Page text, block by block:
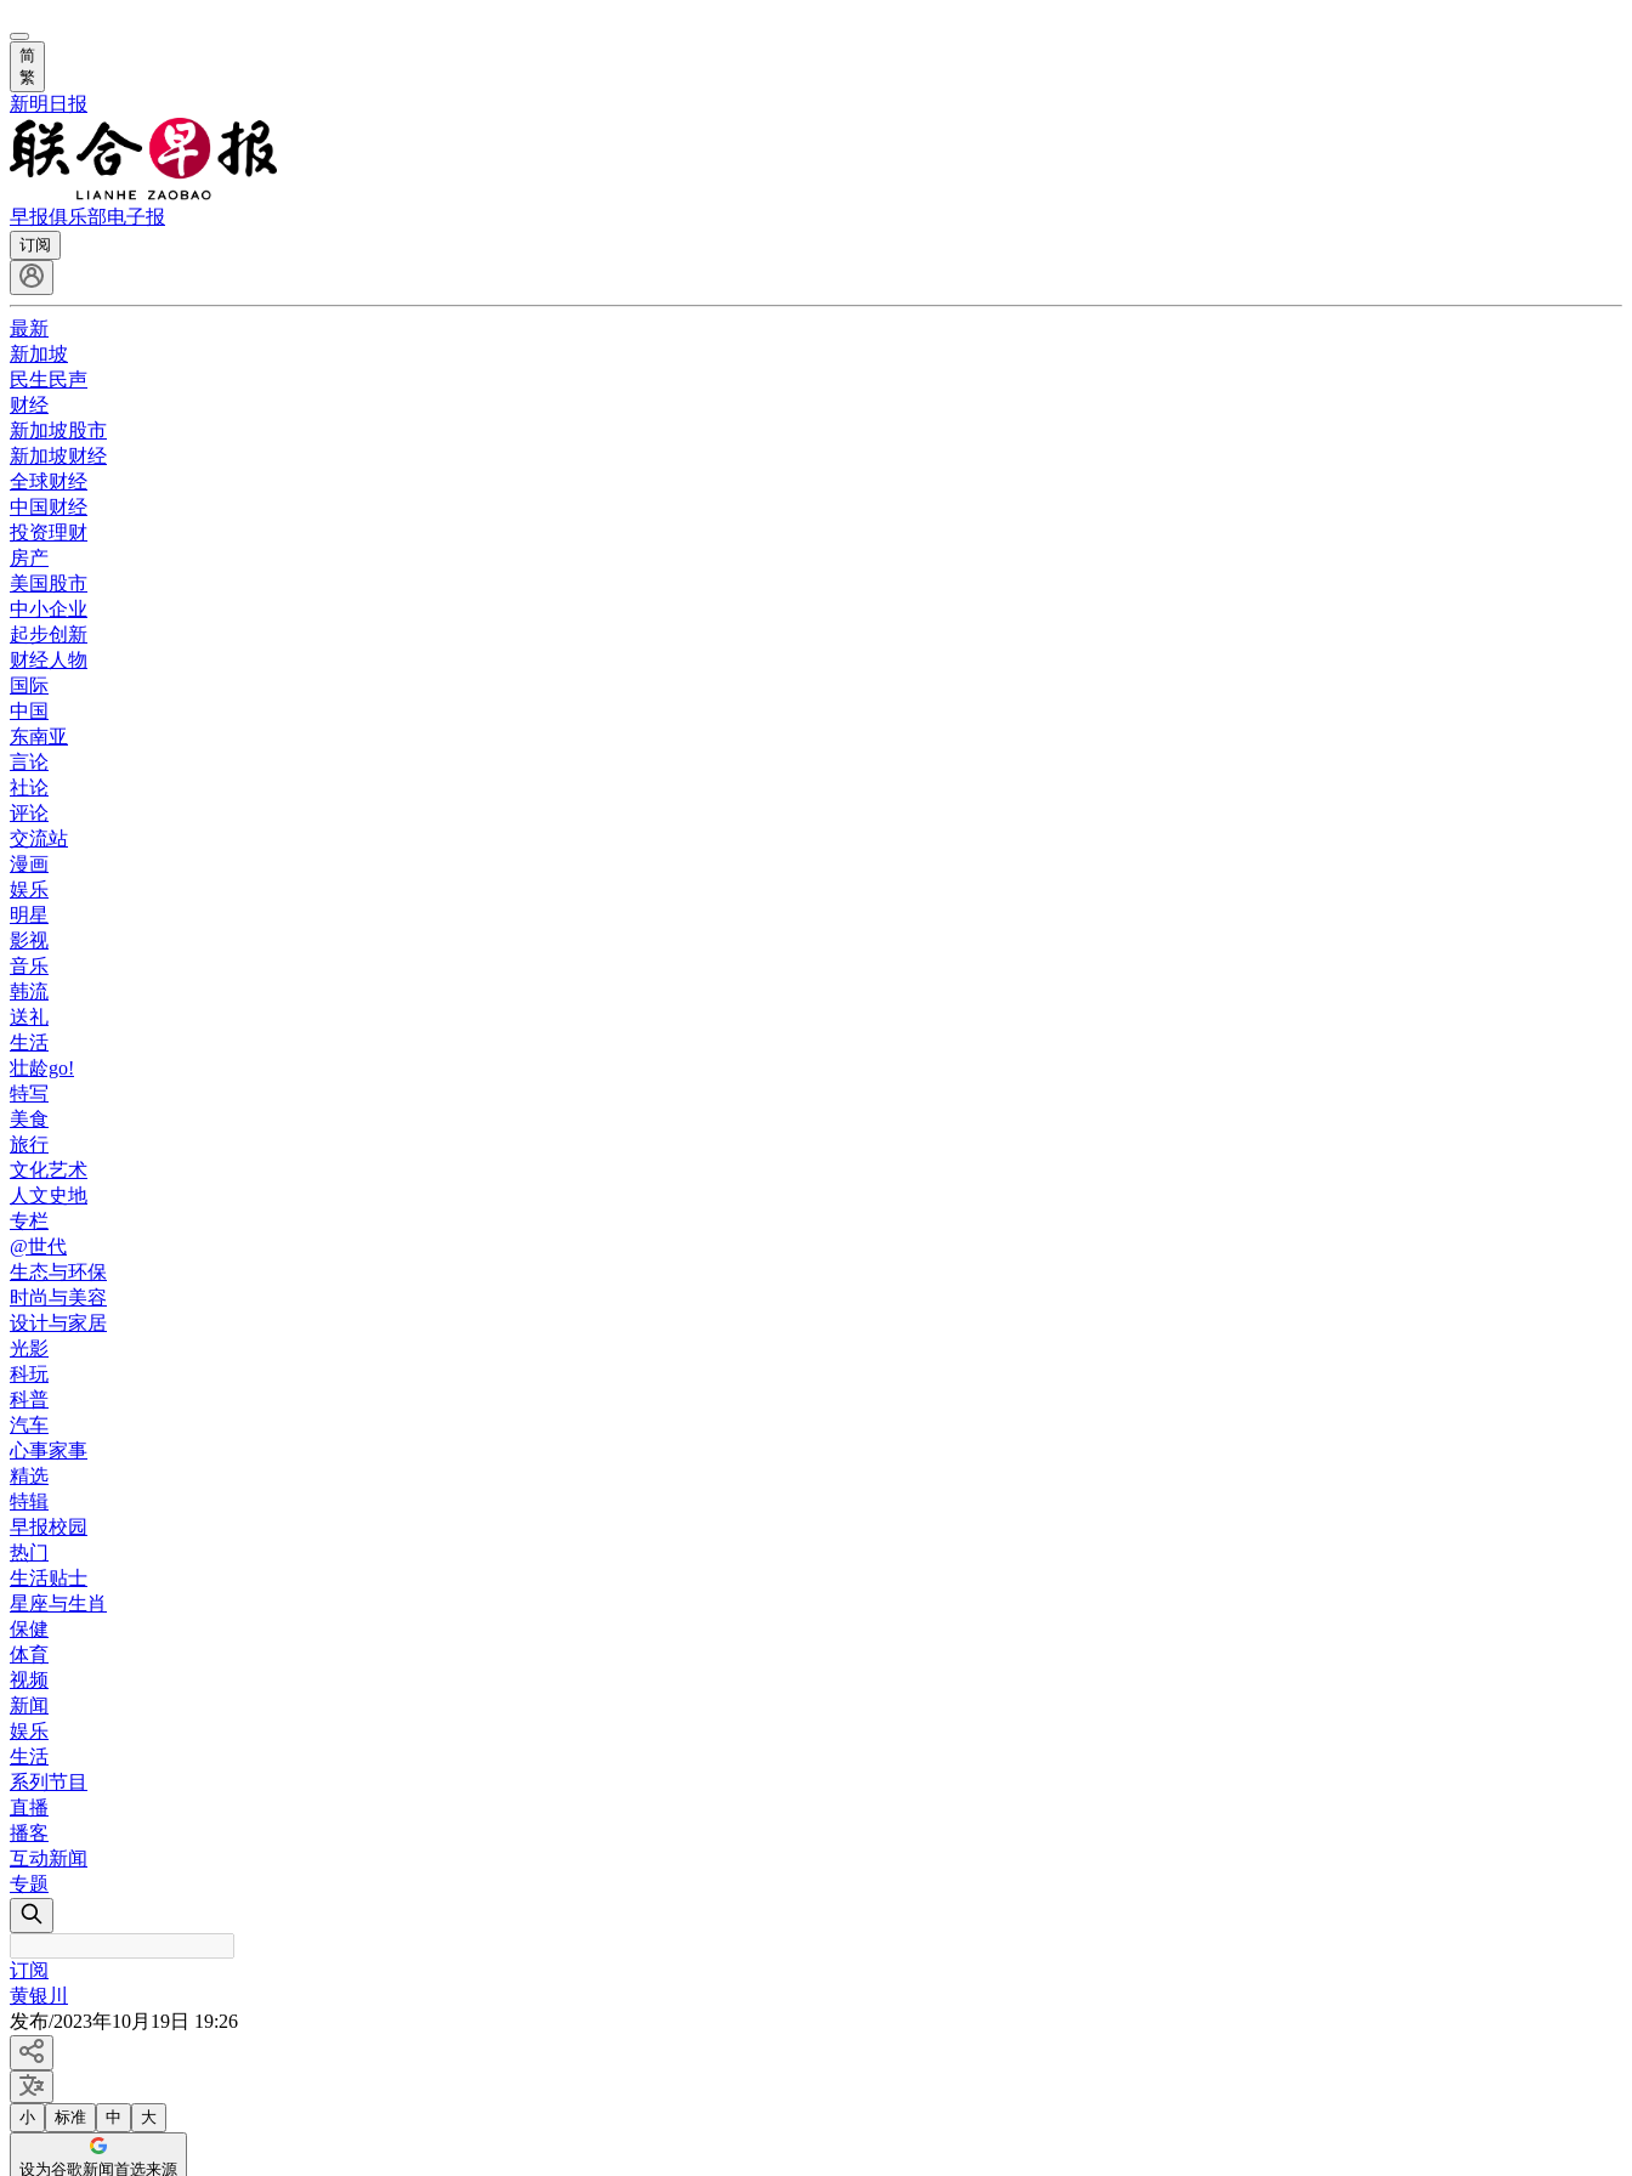
简
繁
新明日报
早报俱乐部电子报
订阅
最新
新加坡
民生民声
财经
新加坡股市
新加坡财经
全球财经
中国财经
投资理财
房产
美国股市
中小企业
起步创新
财经人物
国际
中国
东南亚
言论
社论
评论
交流站
漫画
娱乐
明星
影视
音乐
韩流
送礼
生活
壮龄go!
特写
美食
旅行
文化艺术
人文史地
专栏
@世代
生态与环保
时尚与美容
设计与家居
光影
科玩
科普
汽车
心事家事
精选
特辑
早报校园
热门
生活贴士
星座与生肖
保健
体育
视频
新闻
娱乐
生活
系列节目
直播
播客
互动新闻
专题
订阅
黄银川
发布/2023年10月19日 19:26
小 标准 中 大
设为谷歌新闻首选来源